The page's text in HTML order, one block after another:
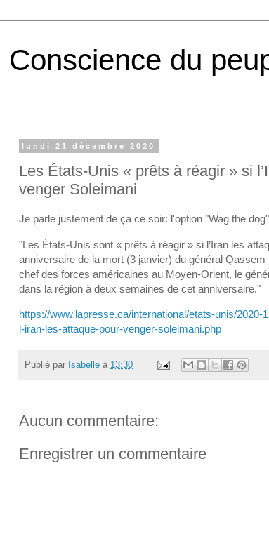
Conscience du
lundi 21 décembre 2020
Les États-Unis « prêts à réagir » si
venger Soleimani
Je parle justement de ça ce soir: l'option "Wag the
"Les États-Unis sont « prêts à réagir » si l’Iran les
anniversaire de la mort (3 janvier) du général
chef des forces américaines au Moyen-Orient, le
dans la région à deux semaines de cet anniversaire."
https://www.lapresse.ca/international/etats-unis/
l-iran-les-attaque-pour-venger-soleimani.php
Publié par Isabelle à 13:30
Aucun commentaire:
Enregistrer un commentaire